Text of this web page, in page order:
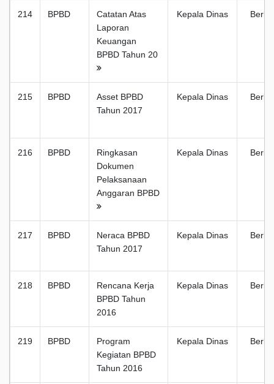
214 BPBD
Catatan Atas
Laporan
Keuangan
BPBD Tahun 20
Kepala Dinas
215 BPBD
Asset BPBD
Tahun 2017
Kepala Dinas
216 BPBD
Ringkasan
Dokumen
Pelaksanaan
Anggaran BPBD
Kepala Dinas
217 BPBD
Neraca BPBD
Tahun 2017
Kepala Dinas
218 BPBD
Rencana Kerja
BPBD Tahun
2016
Kepala Dinas
219 BPBD
Program
Kegiatan BPBD
Tahun 2016
Kepala Dinas